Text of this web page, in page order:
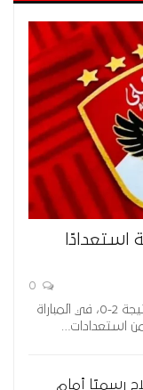
استعدادًا
حقق الأهلي فوزًا وديًا على بترول أسيوط بنتيجة 2-0، في المباراة
استعدادات…
رسميًا أمام